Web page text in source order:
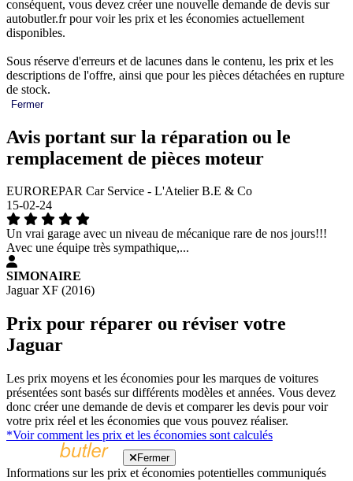
conséquent, vous devez créer une nouvelle demande de devis sur
autobutler.fr pour voir les prix et les économies actuellement
disponibles.
Sous réserve d'erreurs et de lacunes dans le contenu, les prix et les
descriptions de l'offre, ainsi que pour les pièces détachées en rupture
de stock.
Fermer
Avis portant sur la réparation ou le
remplacement de pièces moteur
EUROREPAR Car Service - L'Atelier B.E & Co
15-02-24
Un vrai garage avec un niveau de mécanique rare de nos jours!!!
Avec une équipe très sympathique,...
SIMONAIRE
Jaguar XF (2016)
Prix pour réparer ou réviser votre
Jaguar
Les prix moyens et les économies pour les marques de voitures
présentées sont basés sur différents modèles et années. Vous devez
donc créer une demande de devis et comparer les devis pour voir
votre prix réel et les économies que vous pouvez réaliser.
*Voir comment les prix et les économies sont calculés
Fermer
Informations sur les prix et économies potentielles communiqués